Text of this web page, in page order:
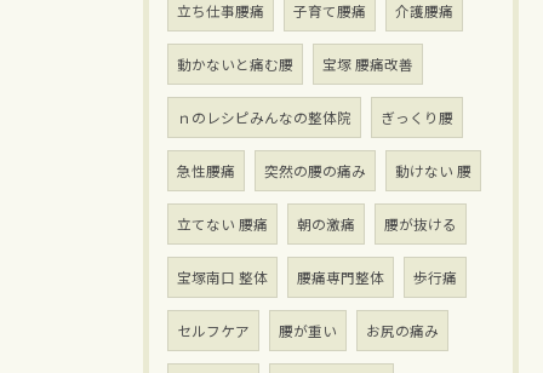
立ち仕事腰痛 子育て腰痛 介護腰痛
動かないと痛む腰 宝塚 腰痛改善
ｎのレシピみんなの整体院 ぎっくり腰
急性腰痛 突然の腰の痛み 動けない 腰
立てない 腰痛 朝の激痛 腰が抜ける
宝塚南口 整体 腰痛専門整体 歩行痛
セルフケア 腰が重い お尻の痛み